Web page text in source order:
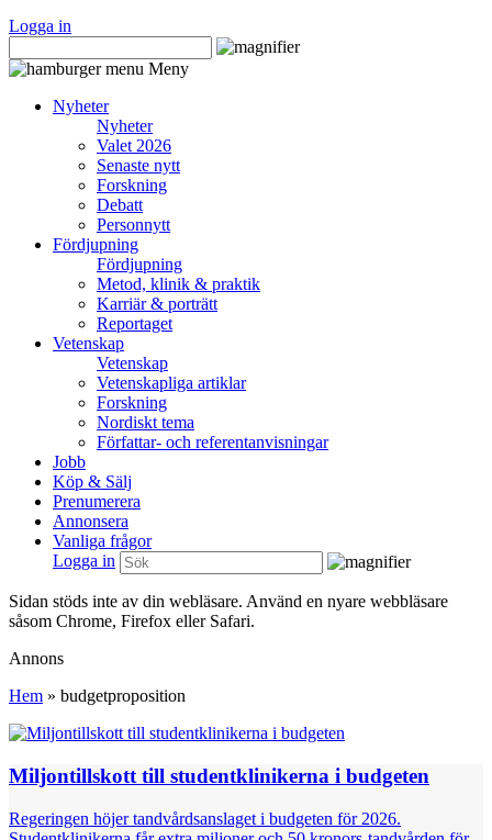
Logga in
Meny
Nyheter
Nyheter
Valet 2026
Senaste nytt
Forskning
Debatt
Personnytt
Fördjupning
Fördjupning
Metod, klinik & praktik
Karriär & porträtt
Reportaget
Vetenskap
Vetenskap
Vetenskapliga artiklar
Forskning
Nordiskt tema
Författar- och referentanvisningar
Jobb
Köp & Sälj
Prenumerera
Annonsera
Vanliga frågor
Logga in
Sidan stöds inte av din webläsare. Använd en nyare webbläsare
såsom Chrome, Firefox eller Safari.
Annons
Hem » budgetproposition
Miljontillskott till studentklinikerna i budgeten
Regeringen höjer tandvårdsanslaget i budgeten för 2026.